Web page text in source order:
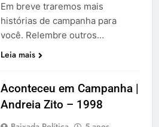
Em breve traremos mais
histórias de campanha para
você. Relembre outros…
Leia mais
Aconteceu em Campanha |
Andreia Zito – 1998